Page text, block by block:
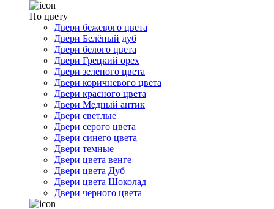
По цвету
Двери бежевого цвета
Двери Белёный дуб
Двери белого цвета
Двери Грецкий орех
Двери зеленого цвета
Двери коричневого цвета
Двери красного цвета
Двери Медный антик
Двери светлые
Двери серого цвета
Двери синего цвета
Двери темные
Двери цвета венге
Двери цвета Дуб
Двери цвета Шоколад
Двери черного цвета